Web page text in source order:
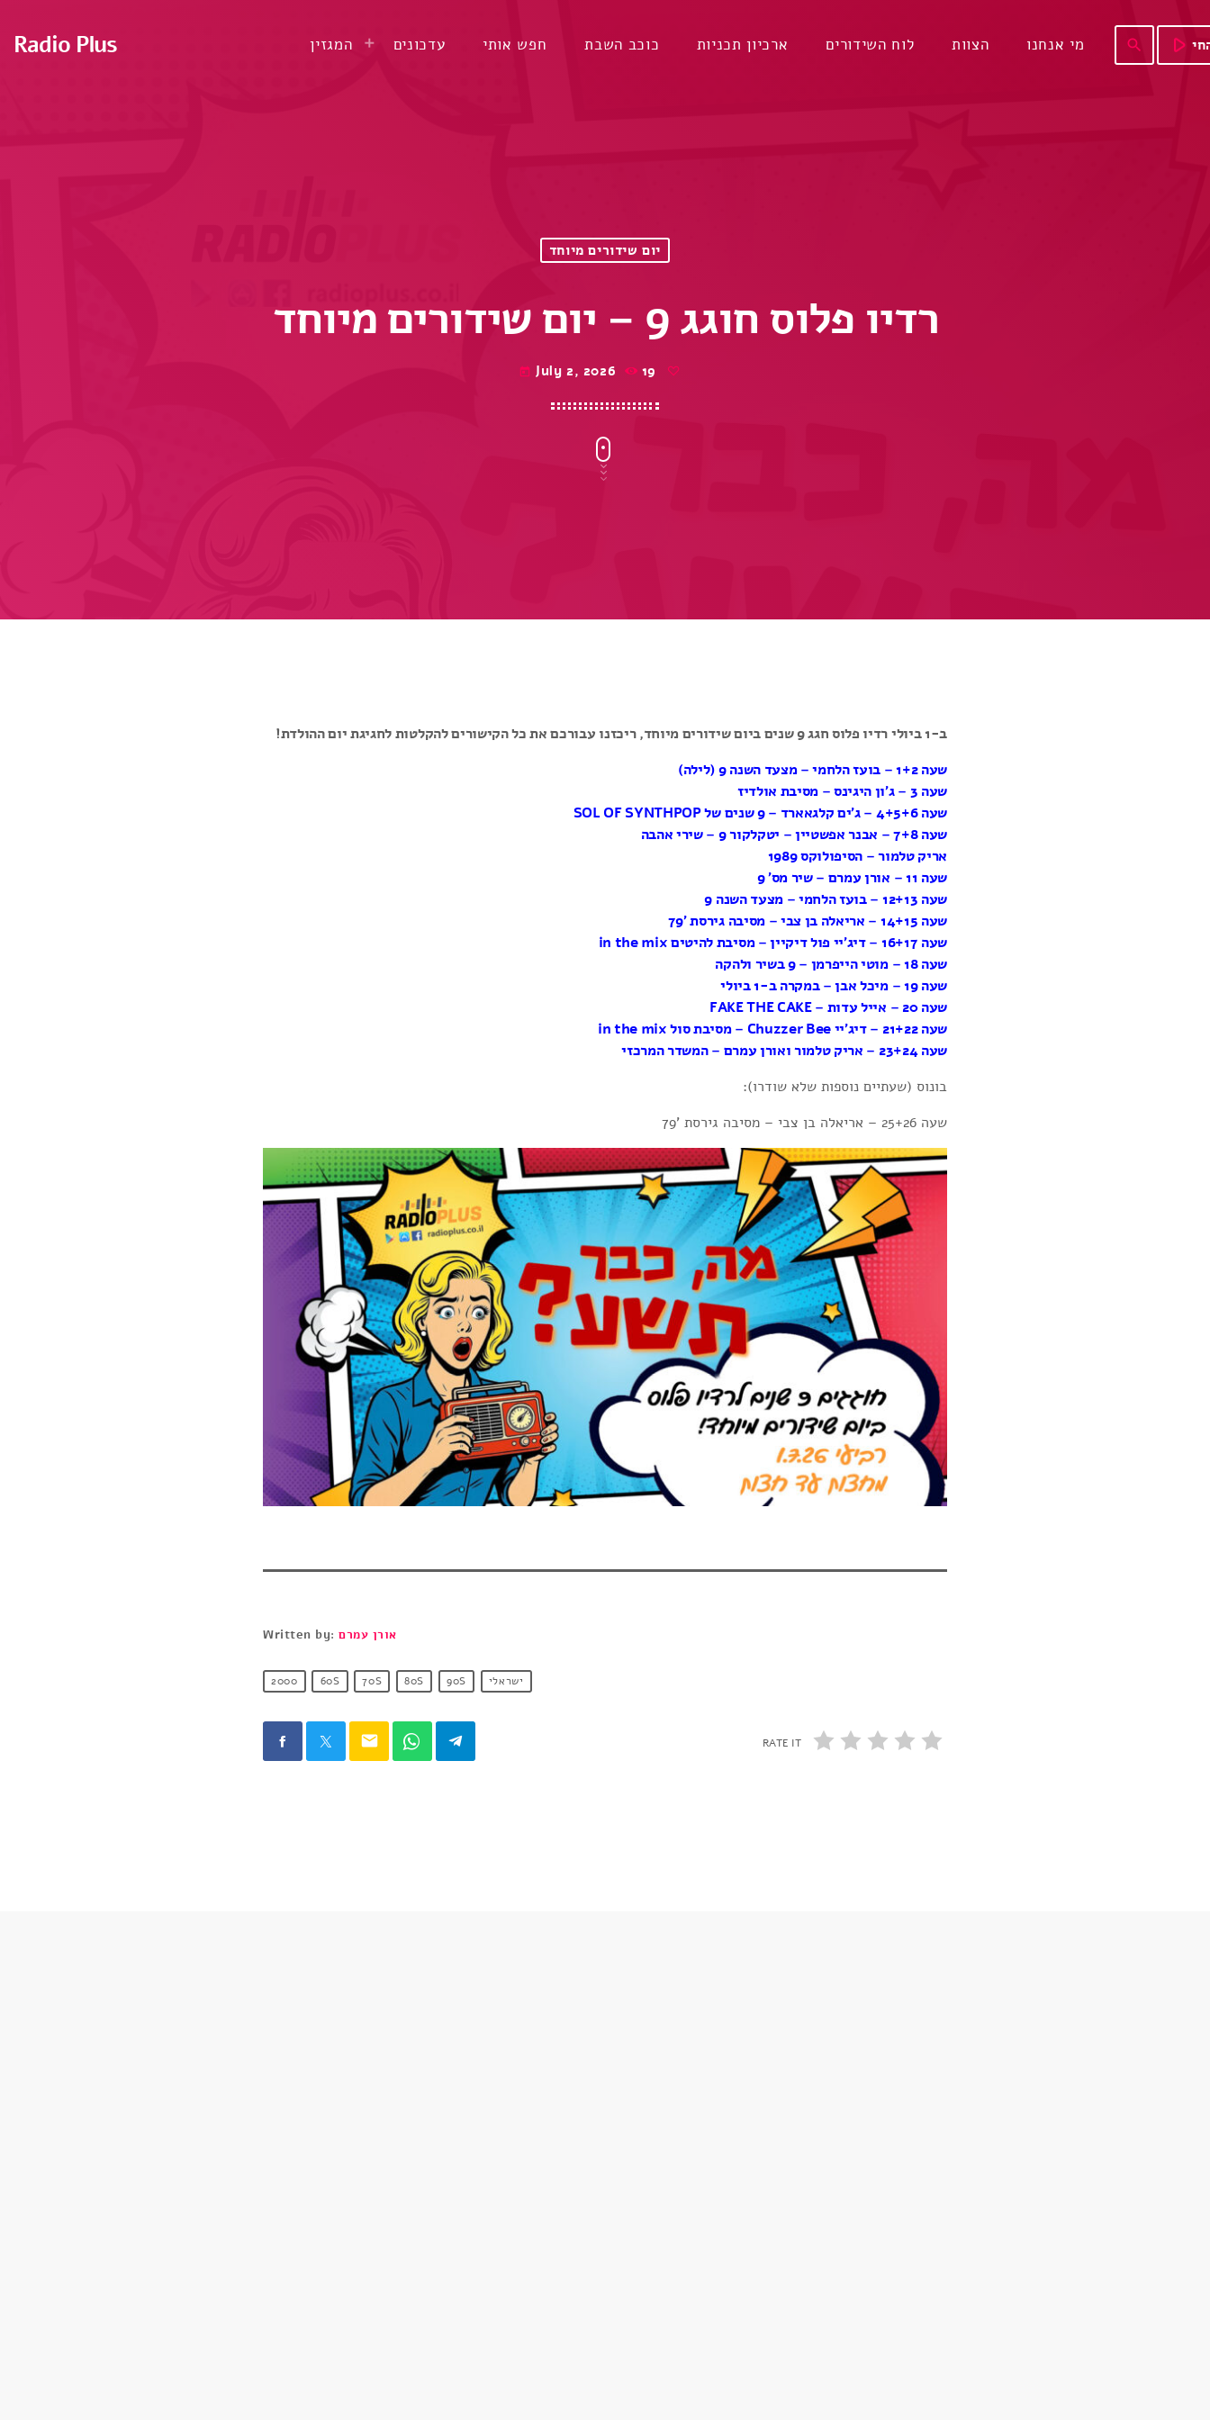
Radio Plus המגזין עדכונים חפש אותי כוכב השבת ארכיון תכניות לוח השידורים הצוות מי אנחנו search play_arrow
יום שידורים מיוחד
רדיו פלוס חוגג 9 – יום שידורים מיוחד
today July 2, 2026 19
ב-1 ביולי רדיו פלוס חגג 9 שנים ביום שידורים מיוחד, ריכזנו עבורכם את כל הקישורים להקלטות לחגיגת יום ההולדת!
שעה 1+2 – בועז הלחמי – מצעד השנה 9 (לילה)
שעה 3 – ג’ון היגינס – מסיבת אולדיז
שעה 4+5+6 – ג’ים קלגאארד – 9 שנים של SOL OF SYNTHPOP
שעה 7+8 – אבנר אפשטיין – יטקלקור 9 – שירי אהבה
אריק טלמור – הסיפולוקס 1989
שעה 11 – אורן עמרם – שיר מס’ 9
שעה 12+13 – בועז הלחמי – מצעד השנה 9
שעה 14+15 – אריאלה בן צבי – מסיבה גירסת ’79
שעה 16+17 – דיג’יי פול דיקיין – מסיבת להיטים in the mix
שעה 18 – מוטי הייפרמן – 9 בשיר ולהקה
שעה 19 – מיכל אבן – במקרה ב-1 ביולי
שעה 20 – אייל עדות – FAKE THE CAKE
שעה 21+22 – דיג’יי Chuzzer Bee – מסיבת סול in the mix
שעה 23+24 – אריק טלמור ואורן עמרם – המשדר המרכזי
בונוס (שעתיים נוספות שלא שודרו):
שעה 25+26 – אריאלה בן צבי – מסיבה גירסת ’79
Written by:אורן עמרם
2000 60S 70S 80S 90S ישראלי
email RATE IT